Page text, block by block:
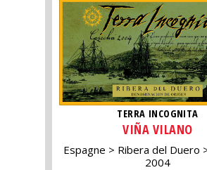
TERRA INCOGNITA
VIÑA VILANO
Espagne Ribera del Duero
2004